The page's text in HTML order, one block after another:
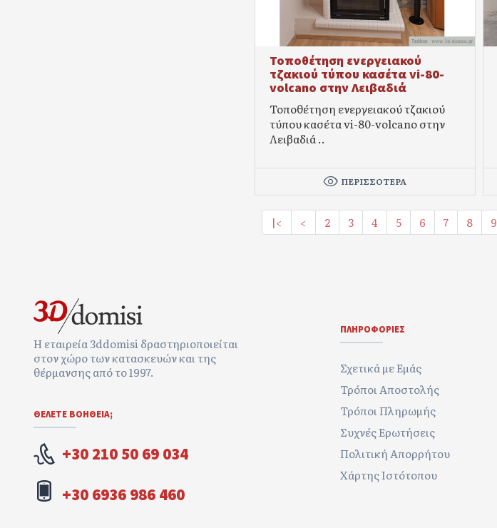
Τοποθέτηση ενεργειακού
τζακιού τύπου κασέτα vi-80-
volcano στην Λειβαδιά
Τοποθέτηση ενεργειακού τζακιού
τύπου κασέτα vi-80-volcano στην
Λειβαδιά ..
ΠΕΡΙΣΣΌΤΕΡΑ
|< < 2 3 4 5 6 7 8 9
Η εταιρεία 3ddomisi δραστηριοποιείται
στον χώρο των κατασκευών και της
θέρμανσης από το 1997.
ΘΕΛΕΤΕ ΒΟΉΘΕΙΑ;
+30 210 50 69 034
+30 6936 986 460
ΠΛΗΡΟΦΟΡΊΕΣ
Σχετικά με Εμάς
Τρόποι Αποστολής
Τρόποι Πληρωμής
Συχνές Ερωτήσεις
Πολιτική Απορρήτου
Χάρτης Ιστότοπου